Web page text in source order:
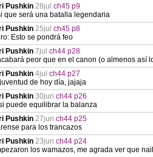
Pushkin 28jul ch45 p9
que será una batalla legendaria
Pushkin 25jul ch45 p8
Esto se pondrá feo
Pushkin 7jul ch44 p28
peor que en el canon (o almenos así
Pushkin 4jul ch44 p27
de hoy día, jajaja
Pushkin 30jun ch44 p26
puede equilibrar la balanza
Pushkin 27jun ch44 p25
para los trancazos
Pushkin 23jun ch44 p24
los wamazos, me agrada ver que